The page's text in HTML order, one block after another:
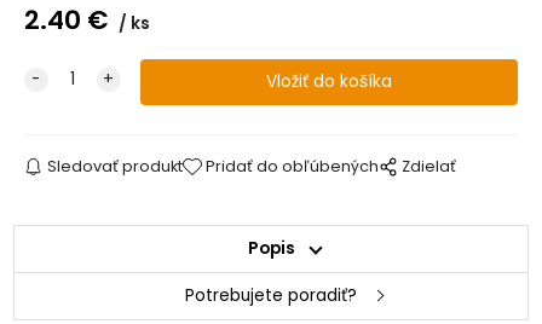
2.40 € ks
Sledovať produkt Pridať do obľúbených Zdielať
Popis
Potrebujete poradiť?